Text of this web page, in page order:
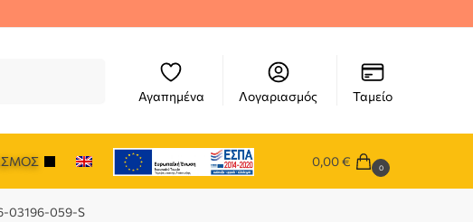
Αγαπημένα Λογαριασμός Ταμείο
0,00€ 0
03196-059-S